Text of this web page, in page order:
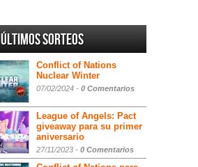
Últimos sorteos
Conflict of Nations
Nuclear Winter
07/02/2024 - 0 Comentarios
League of Angels: Pact
giveaway para su primer
aniversario
27/11/2023 - 0 Comentarios